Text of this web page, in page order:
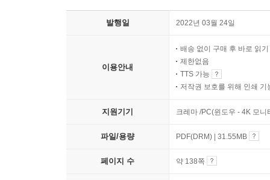
발행일 2022년 03월 24일
이용안내
배송 없이 구매 후 바로 읽기
제한없음
TTS 가능
저작권 보호를 위해 인쇄 기
지원기기 크레마 /PC(윈도우 - 4K 모
파일/용량 PDF(DRM) | 31.55MB
페이지 수 약 138쪽